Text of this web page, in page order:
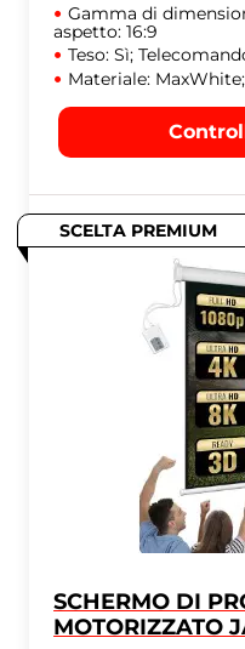
Gamma di
aspetto: 16:9
Teso: Sì;
Materiale: MaxWhite;
SCELTA PREMIUM
SCHERMO DI
MOTORIZZATO